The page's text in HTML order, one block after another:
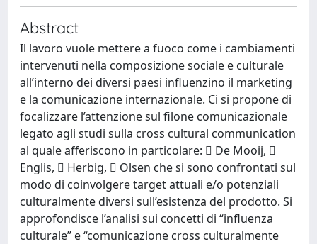
Abstract
Il lavoro vuole mettere a fuoco come i cambiamenti
intervenuti nella composizione sociale e culturale
all’interno dei diversi paesi influenzino il marketing
e la comunicazione internazionale. Ci si propone di
focalizzare l’attenzione sul filone comunicazionale
legato agli studi sulla cross cultural communication
al quale afferiscono in particolare:  De Mooij, 
Englis,  Herbig,  Olsen che si sono confrontati sul
modo di coinvolgere target attuali e/o potenziali
culturalmente diversi sull’esistenza del prodotto. Si
approfondisce l’analisi sui concetti di “influenza
culturale” e “comunicazione cross culturalmente